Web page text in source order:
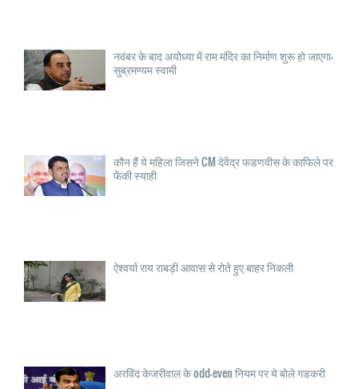
नवंबर के बाद अयोध्या में राम मंदिर का निर्माण शुरू हो जाएगा-
सुब्रमण्यम स्वामी
कौन हैं ये महिला जिसने CM देवेंद्र फडणवीस के काफिले पर
फेंकी स्याही
ऐश्वर्या राय राबड़ी आवास से रोते हुए बाहर निकली
अरविंद केजरीवाल के odd-even नियम पर ये बोले गडकरी